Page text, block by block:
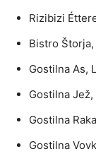
Rizibizi
Bistro
Gostilna As,
Gostilna
Gostilna
Gostilna